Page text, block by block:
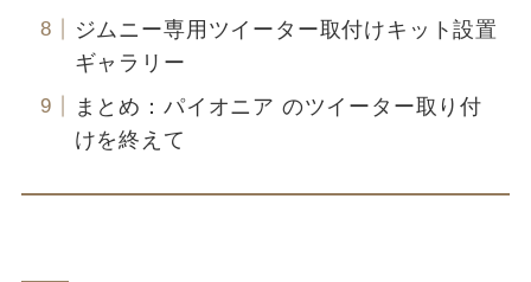
ジムニー専用ツイーター取付けキット設置
ギャラリー
まとめ：パイオニア のツイーター取り付
けを終えて